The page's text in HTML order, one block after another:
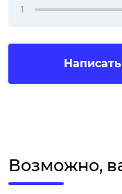
1
Возможно,